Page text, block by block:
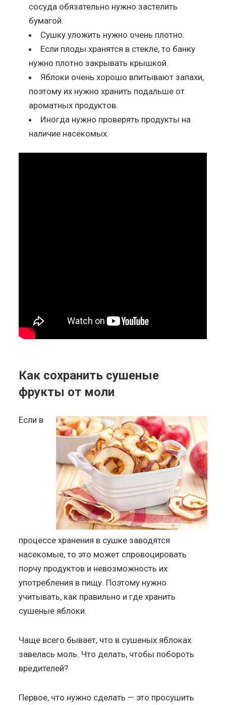
сосуда обязательно нужно застелить
бумагой.
Сушку уложить нужно очень плотно.
Если плоды хранятся в стекле, то банку
нужно плотно закрывать крышкой.
Яблоки очень хорошо впитывают запахи,
поэтому их нужно хранить подальше от
ароматных продуктов.
Иногда нужно проверять продукты на
наличие насекомых.
Как сохранить сушеные
фрукты от моли
Если в
процессе хранения в сушке заводятся
насекомые, то это может спровоцировать
порчу продуктов и невозможность их
употребления в пищу. Поэтому нужно
учитывать, как правильно и где хранить
сушеные яблоки.
Чаще всего бывает, что в сушеных яблоках
завелась моль. Что делать, чтобы побороть
вредителей?
Первое, что нужно сделать — это просушить